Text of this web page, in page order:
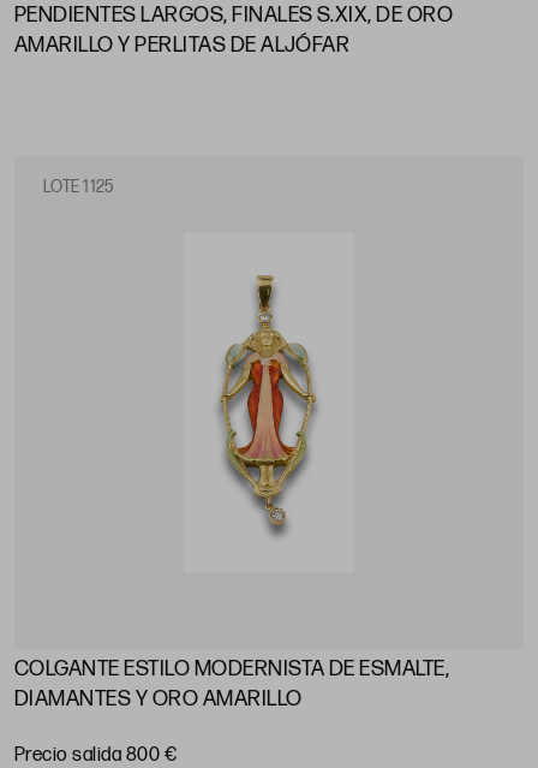
PENDIENTES LARGOS, FINALES S.XIX, DE ORO
AMARILLO Y PERLITAS DE ALJÓFAR
LOTE 1125
COLGANTE ESTILO MODERNISTA DE ESMALTE,
DIAMANTES Y ORO AMARILLO
Precio salida 800 €